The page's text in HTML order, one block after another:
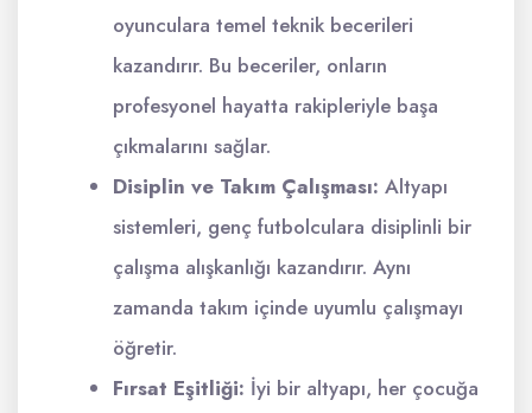
oyunculara temel teknik becerileri
kazandırır. Bu beceriler, onların
profesyonel hayatta rakipleriyle başa
çıkmalarını sağlar.
Disiplin ve Takım Çalışması: Altyapı
sistemleri, genç futbolculara disiplinli bir
çalışma alışkanlığı kazandırır. Aynı
zamanda takım içinde uyumlu çalışmayı
öğretir.
Fırsat Eşitliği: İyi bir altyapı, her çocuğa